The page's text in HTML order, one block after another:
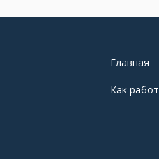
Главная
Как